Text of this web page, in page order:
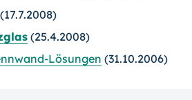
(17.7.2008)
(25.4.2008)
Lösungen (31.10.2006)